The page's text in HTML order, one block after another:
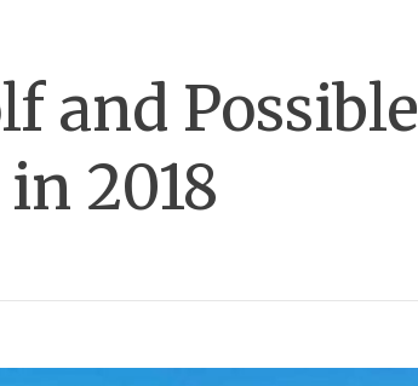
and Possible
2018